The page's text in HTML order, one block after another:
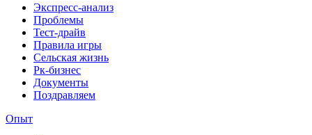
Экспресс-анализ
Проблемы
Тест-драйв
Правила игры
Сельская жизнь
Рк-бизнес
Документы
Поздравляем
Опыт